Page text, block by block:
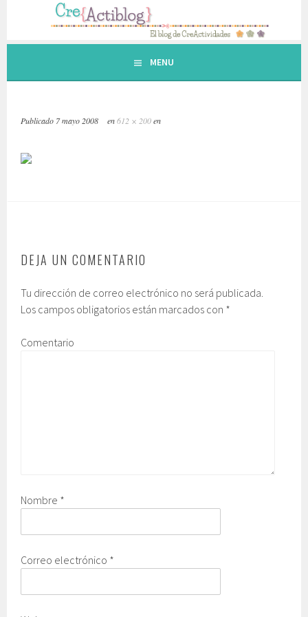
contenido.
MENU
Publicado 7 mayo 2008 en612 × 200en
DEJA UN COMENTARIO
Tu dirección de correo electrónico no será publicada.
Los campos obligatorios están marcados con *
Comentario
Nombre *
Correo electrónico *